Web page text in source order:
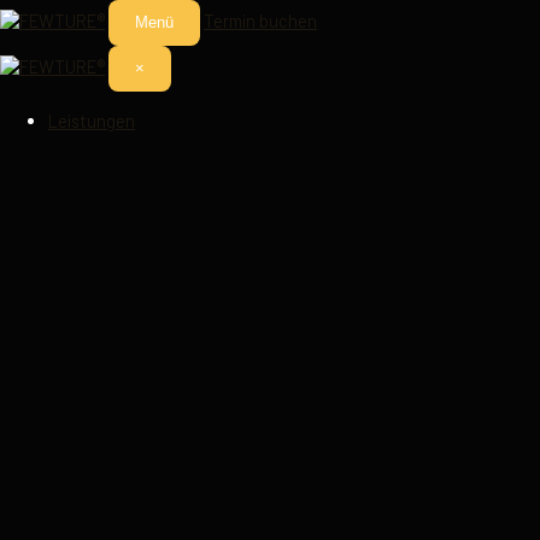
Menü Termin buchen
×
Leistungen